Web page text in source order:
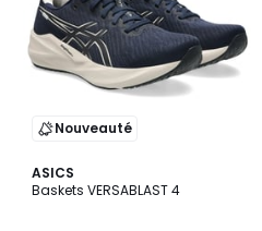
Nouveauté
ASICS
Baskets VERSABLAST 4
4,7
/ 5